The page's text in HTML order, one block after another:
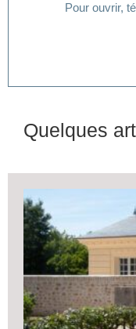
Pour ouvrir,
Quelques